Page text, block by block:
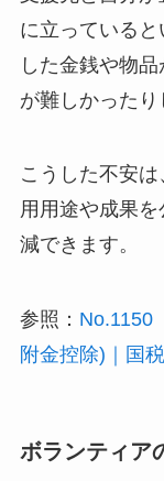
に立っている
した金銭や物
が難しかったり
こうした不安
用用途や成果
減できます。
参照： No.1150
附金控除)｜国
ボランティア